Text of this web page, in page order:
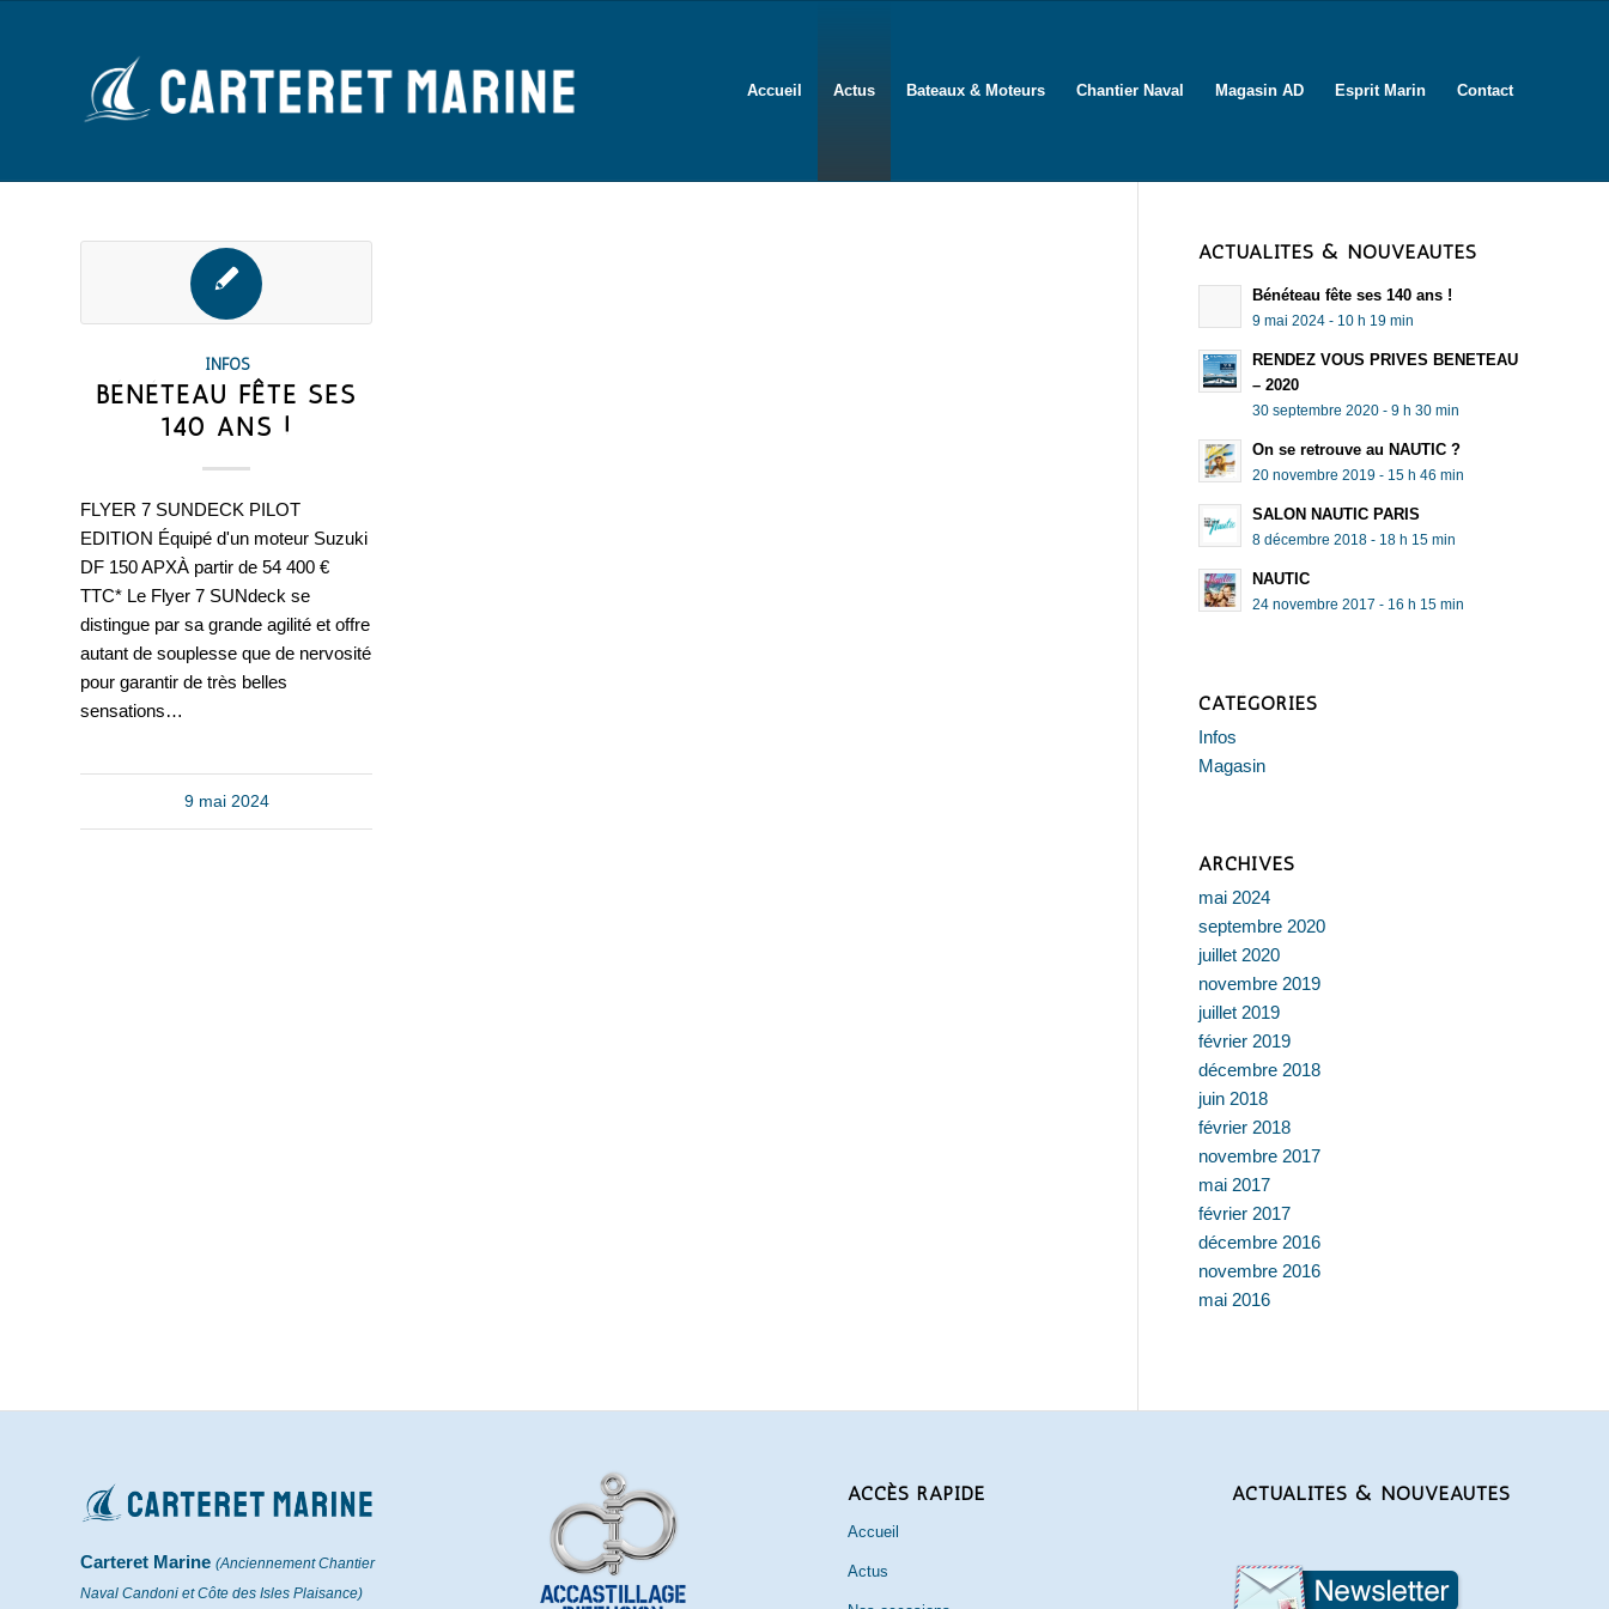
Accueil Actus Bateaux & Moteurs Chantier Naval Magasin AD Esprit Marin Contact
INFOS
BÉNÉTEAU FÊTE SES
140 ANS !
FLYER 7 SUNDECK PILOT
EDITION Équipé d'un moteur Suzuki
DF 150 APXÀ partir de 54 400 €
TTC* Le Flyer 7 SUNdeck se
distingue par sa grande agilité et offre
autant de souplesse que de nervosité
pour garantir de très belles
sensations…
9 mai 2024
ACTUALITÉS & NOUVEAUTÉS
Bénéteau fête ses 140 ans !
9 mai 2024 - 10 h 19 min
RENDEZ VOUS PRIVES BENETEAU
– 2020
30 septembre 2020 - 9 h 30 min
On se retrouve au NAUTIC ?
20 novembre 2019 - 15 h 46 min
SALON NAUTIC PARIS
8 décembre 2018 - 18 h 15 min
NAUTIC
24 novembre 2017 - 16 h 15 min
CATÉGORIES
Infos
Magasin
ARCHIVES
mai 2024
septembre 2020
juillet 2020
novembre 2019
juillet 2019
février 2019
décembre 2018
juin 2018
février 2018
novembre 2017
mai 2017
février 2017
décembre 2016
novembre 2016
mai 2016
Carteret Marine (Anciennement Chantier
Naval Candoni et Côte des Isles Plaisance)
ACCÈS RAPIDE
Accueil
Actus
ACTUALITÉS & NOUVEAUTÉS